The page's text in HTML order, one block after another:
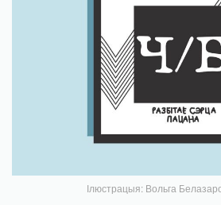
Ілюстрацыя: Вольга